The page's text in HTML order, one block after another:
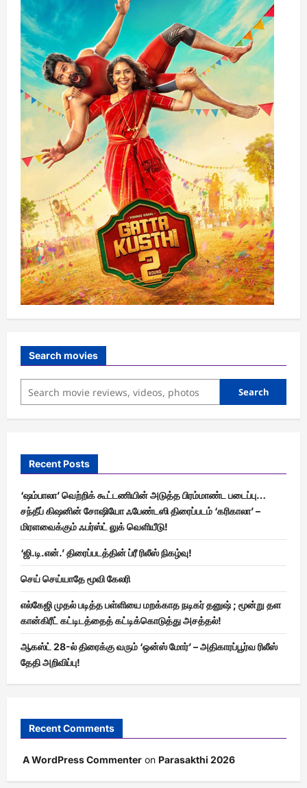
Search movies
Search
Recent Posts
‘ஷம்பாலா’ வெற்றிக் கூட்டணியின் அடுத்த பிரம்மாண்ட படைப்பு…
சந்தீப் கிஷனின் சோஷியோ ஃபேண்டஸி திரைப்படம் ‘கரிகாலா’ –
மிரளவைக்கும் ஃபர்ஸ்ட் லுக் வெளியீடு!
‘ஜி.டி.என்.’ திரைப்படத்தின் ப்ரீ ரிலீஸ் நிகழ்வு!
செய் செய்யாதே மூவி கேலரி
எல்கேஜி முதல் படித்த பள்ளியை மறக்காத நடிகர் தனுஷ் ; மூன்று தள
கான்கிரீட் கட்டிடத்தைத் கட்டிக்கொடுத்து அசத்தல்!
ஆகஸ்ட் 28-ல் திரைக்கு வரும் ‘ஒன்ஸ் மோர்’ – அதிகாரப்பூர்வ ரிலீஸ்
தேதி அறிவிப்பு!
Recent Comments
A WordPress Commenter on Parasakthi 2026